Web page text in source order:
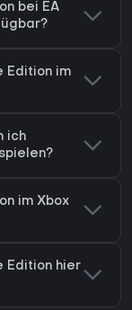
bei EA
Edition im
ich
im Xbox
Edition hier